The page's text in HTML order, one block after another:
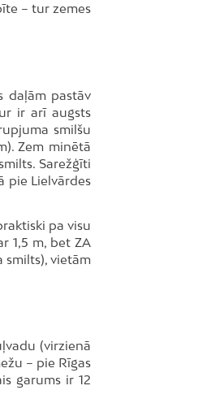
– tur zemes
daļām pastāv
ir arī augsts
smilšu
Zem minētā
Sarežģīti
pie Lielvārdes
pa visu
1,5 m, bet ZA
smilts), vietām
(virzienā
– pie Rīgas
garums ir 12